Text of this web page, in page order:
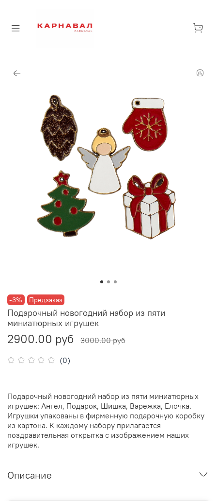
-3% Предзаказ
(0)
Подарочный новогодний набор из пяти
миниатюрных игрушек
2900.00 руб 3000.00 руб
Подарочный новогодний набор из пяти миниатюрных
игрушек: Ангел, Подарок, Шишка, Варежка, Елочка.
Игрушки упакованы в фирменную подарочную коробку
из картона. К каждому набору прилагается
поздравительная открытка с изображением наших
игрушек.
Описание